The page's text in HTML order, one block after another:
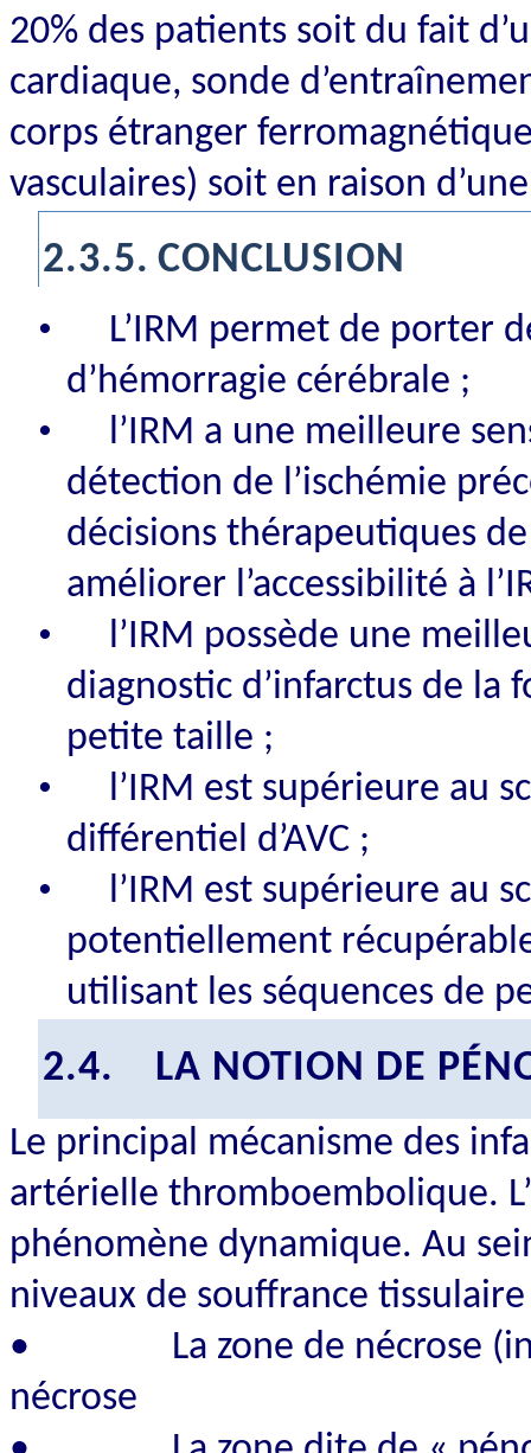
20% des patients soit du fait
cardiaque, sonde
corps étranger
vasculaires) soit en raison
2.3.5. CONCLUSION
•
L’IRM permet de porter
d’hémorragie cérébrale ;
•
l’IRM a une meilleure
détection de l’ischémie
décisions thérapeutiques
améliorer l’accessibilité à
•
l’IRM possède une
diagnostic d’infarctus de la
petite taille ;
•
l’IRM est supérieure au
différentiel d’AVC ;
•
l’IRM est supérieure au
potentiellement
utilisant les séquences de
2.4. LA NOTION DE
Le principal mécanisme des
artérielle thromboembolique.
phénomène dynamique. Au
niveaux de souffrance
•
La zone de nécrose
nécrose